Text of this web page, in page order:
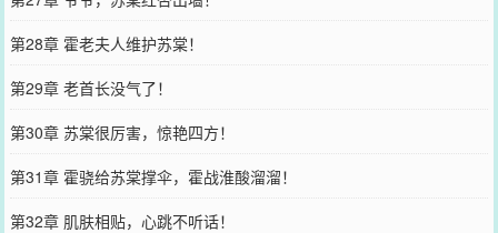
第28章 霍老夫人维护苏棠！
第29章 老首长没气了！
第30章 苏棠很厉害，惊艳四方！
第31章 霍骁给苏棠撑伞，霍战淮酸溜溜！
第32章 肌肤相贴，心跳不听话！